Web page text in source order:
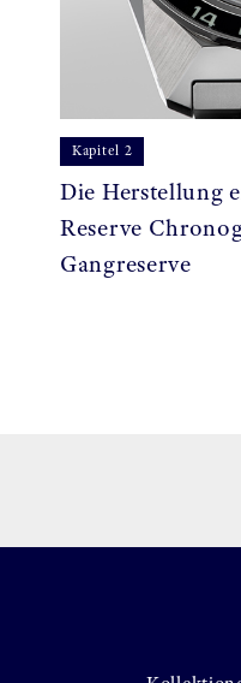
Kapitel 2
Die Herstellung
Reserve
Gangreserve